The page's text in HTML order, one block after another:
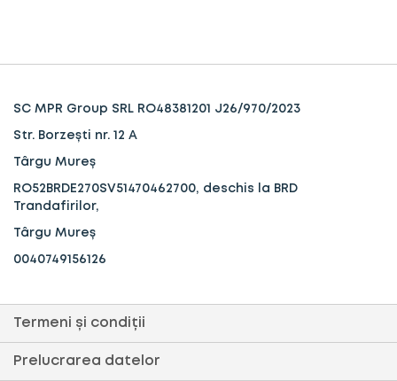
Termeni și condiții
Prelucrarea datelor
SC MPR Group SRL RO48381201 J26/970/2023
Str. Borzești nr. 12 A
Târgu Mureș
RO52BRDE270SV51470462700, deschis la BRD
Trandafirilor,
Târgu Mureș
0040749156126